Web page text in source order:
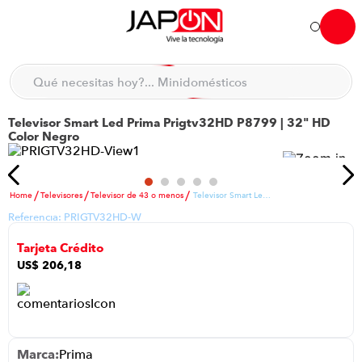
Hola... qué necesitas hoy?
Qué necesitas hoy?... Minidomésticos
Televisor Smart Led Prima Prigtv32HD P8799 | 32" HD
Color Negro
Televisores Televisor de 43 o menos Televisor Smart Led Prima Prigtv32HD P8799 | 32" HD Color Negro
Referencia: PRIGTV32HD-W
Tarjeta Crédito
US$ 206,18
Prima
TÉRMINOS MÁS BUSCADOS
1. moto
lavadora
5 . england sound parlantes
congelador